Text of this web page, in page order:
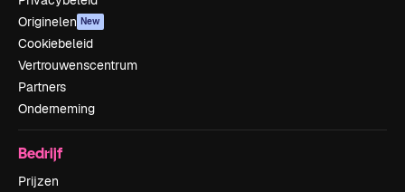
Originelen New
Cookiebeleid
Vertrouwenscentrum
Partners
Onderneming
Bedrijf
Prijzen